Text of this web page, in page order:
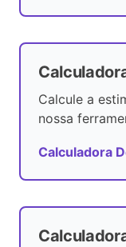
Calcule a
nossa
Calculadora